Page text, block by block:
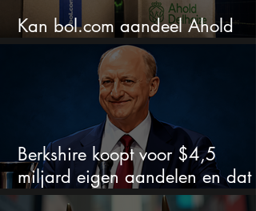
Kan bol.com aandeel Ahold
nieuw leven inblazen?
Berkshire koopt voor $4,5
miljard eigen aandelen en dat
zegt veel over de waardering